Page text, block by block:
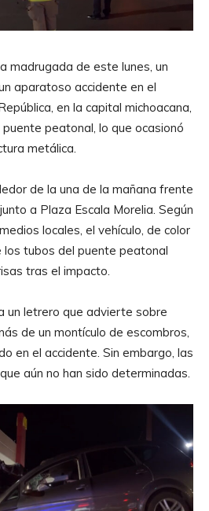
madrugada de este lunes, un
aparatoso accidente en el
en la capital michoacana,
peatonal, lo que ocasionó
metálica.
de la una de la mañana frente
a Plaza Escala Morelia. Según
locales, el vehículo, de color
los tubos del puente peatonal
tras el impacto.
un letrero que advierte sobre
de un montículo de escombros,
en el accidente. Sin embargo, las
aún no han sido determinadas.